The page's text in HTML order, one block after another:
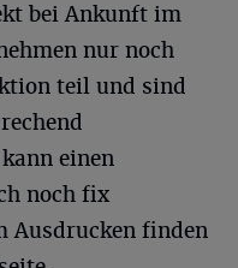
bei Ankunft im
nur noch
teil und sind
einen
noch fix
Ausdrucken finden